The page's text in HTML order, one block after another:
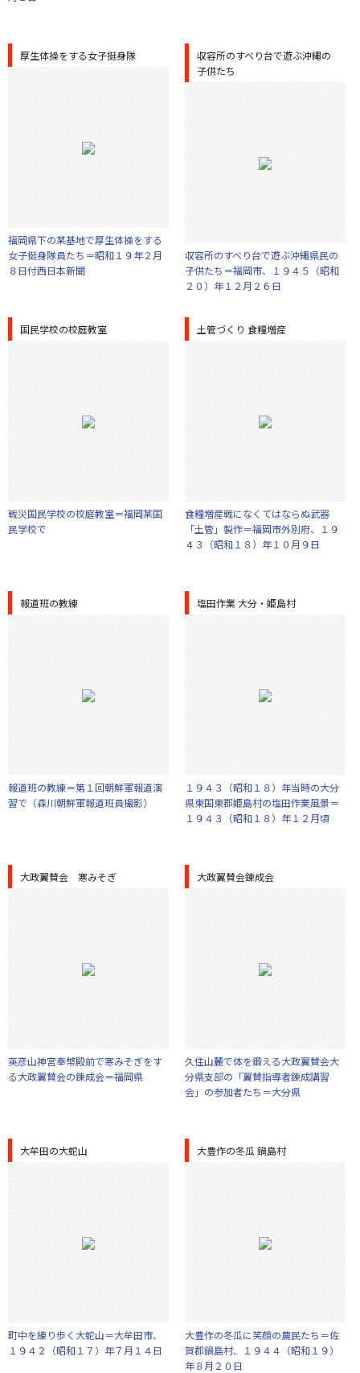
厚生体操をする女子挺身隊
福岡県下の某基地で厚生体操をする
女子挺身隊員たち＝昭和１９年２月
８日付西日本新聞
収容所のすべり台で遊ぶ沖縄の
子供たち
収容所のすべり台で遊ぶ沖縄県民の
子供たち＝福岡市、１９４５（昭和
２０）年１２月２６日
国民学校の校庭教室
戦災国民学校の校庭教室＝福岡某国
民学校で
土管づくり 食糧増産
食糧増産戦になくてはならぬ武器
「土管」製作＝福岡市外別府、１９
４３（昭和１８）年１０月９日
報道班の教練
報道班の教練＝第１回朝鮮軍報道演
習で（森川朝鮮軍報道班員撮影）
塩田作業 大分・姫島村
１９４３（昭和１８）年当時の大分
県東国東郡姫島村の塩田作業風景＝
１９４３（昭和１８）年１２月頃
大政翼賛会 寒みそぎ
英彦山神宮奉幣殿前で寒みそぎをす
る大政翼賛会の錬成会＝福岡県
大政翼賛会錬成会
久住山麓で体を鍛える大政翼賛会大
分県支部の「翼賛指導者錬成講習
会」の参加者たち＝大分県
大牟田の大蛇山
町中を練り歩く大蛇山＝大牟田市、
１９４２（昭和１７）年７月１４日
大豊作の冬瓜 鍋島村
大豊作の冬瓜に笑顔の農民たち＝佐
賀郡鍋島村、１９４４（昭和１９）
年８月２０日